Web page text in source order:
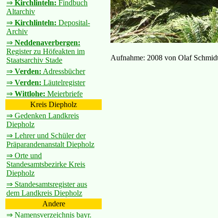
⇒ Kirchlinteln: Findbuch
Altarchiv
⇒ Kirchlinteln: Deposital-
Archiv
⇒ Neddenaverbergen:
Register zu Höfeakten im
Staatsarchiv Stade
⇒ Verden: Adressbücher
⇒ Verden: Läutelregister
⇒ Wittlohe: Meierbriefe
Kreis Diepholz
⇒ Gedenken Landkreis
Diepholz
⇒ Lehrer und Schüler der
Präparandenanstalt Diepholz
⇒ Orte und
Standesamtsbezirke Kreis
Diepholz
⇒ Standesamtsregister aus
dem Landkreis Diepholz
Andere
⇒ Namensverzeichnis bayr.
Aufnahme: 2008 von Olaf